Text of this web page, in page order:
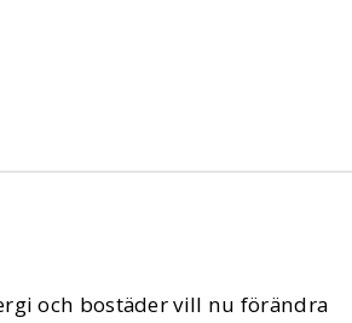
och bostäder vill nu förändra